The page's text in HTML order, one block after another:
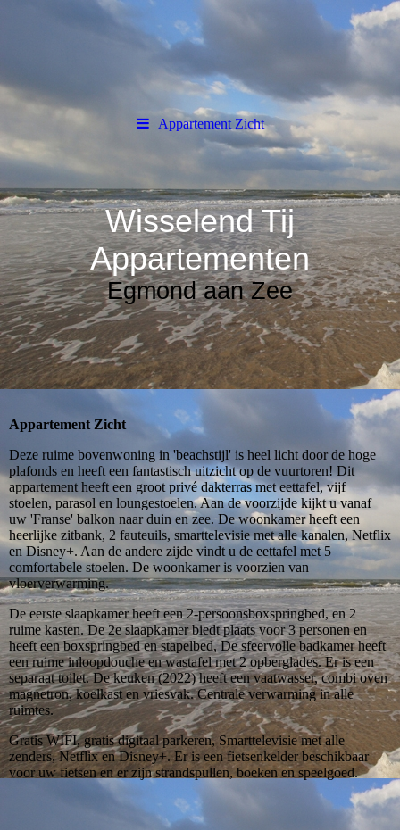
Appartement Zicht
Wisselend Tij
Appartementen
Egmond aan Zee
Appartement Zicht
Deze ruime bovenwoning in 'beachstijl' is heel licht door de hoge
plafonds en heeft een fantastisch uitzicht op de vuurtoren! Dit
appartement heeft een groot privé dakterras met eettafel, vijf
stoelen, parasol en loungestoelen. Aan de voorzijde kijkt u vanaf
uw 'Franse' balkon naar duin en zee. De woonkamer heeft een
heerlijke zitbank, 2 fauteuils, smarttelevisie met alle kanalen, Netflix
en Disney+. Aan de andere zijde vindt u de eettafel met 5
comfortabele stoelen. De woonkamer is voorzien van
vloerverwarming.
De eerste slaapkamer heeft een 2-persoonsboxspringbed, en 2
ruime kasten. De 2e slaapkamer biedt plaats voor 3 personen en
heeft een boxspringbed en stapelbed, De sfeervolle badkamer heeft
een ruime inloopdouche en wastafel met 2 opberglades. Er is een
separaat toilet. De keuken (2022) heeft een vaatwasser, combi oven
magnetron, koelkast en vriesvak. Centrale verwarming in alle
ruimtes.
Gratis WIFI, gratis digitaal parkeren, Smarttelevisie met alle
zenders, Netflix en Disney+. Er is een fietsenkelder beschikbaar
voor uw fietsen en er zijn strandspullen, boeken en speelgoed.